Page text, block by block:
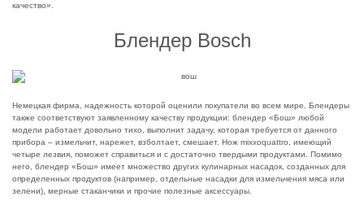
качество».
Блендер Bosch
Немецкая фирма, надежность которой оценили покупатели во всем мире. Блендеры
также соответствуют заявленному качеству продукции: блендер «Бош» любой
модели работает довольно тихо, выполнит задачу, которая требуется от данного
прибора – измельчит, нарежет, взболтает, смешает. Нож mixxoquattro, имеющий
четыре лезвия, поможет справиться и с достаточно твердыми продуктами. Помимо
него, блендер «Бош» имеет множество других кулинарных насадок, созданных для
определенных продуктов (например, отдельные насадки для измельчения мяса или
зелени), мерные стаканчики и прочие полезные аксессуары.